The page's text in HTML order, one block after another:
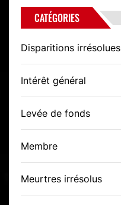
CATÉGORIES
Disparitions irrésolues
Intérêt général
Levée de fonds
Membre
Meurtres irrésolus